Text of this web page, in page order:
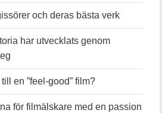
och deras bästa verk
har utvecklats genom
en ”feel-good” film?
för filmälskare med en passion